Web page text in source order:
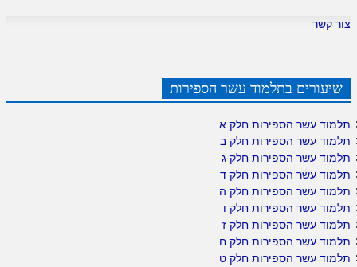
צור קשר
שיעורים בתלמוד עשר הספירות
תלמוד עשר הספירות חלק א
תלמוד עשר הספירות חלק ב
תלמוד עשר הספירות חלק ג
תלמוד עשר הספירות חלק ד
תלמוד עשר הספירות חלק ה
תלמוד עשר הספירות חלק ו
תלמוד עשר הספירות חלק ז
תלמוד עשר הספירות חלק ח
תלמוד עשר הספירות חלק ט